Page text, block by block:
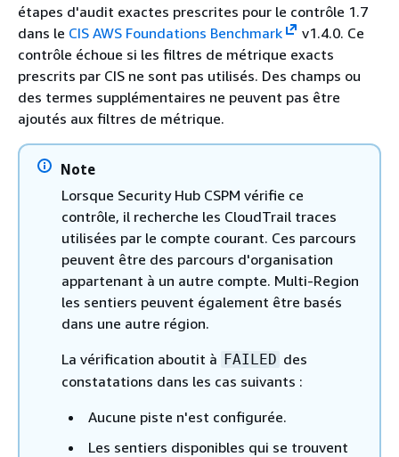
étapes d'audit exactes prescrites pour le contrôle 1.7
dans le CIS AWS Foundations Benchmark
v1.4.0. Ce
contrôle échoue si les filtres de métrique exacts
prescrits par CIS ne sont pas utilisés. Des champs ou
des termes supplémentaires ne peuvent pas être
ajoutés aux filtres de métrique.
Note
Lorsque Security Hub CSPM vérifie ce
contrôle, il recherche les CloudTrail traces
utilisées par le compte courant. Ces parcours
peuvent être des parcours d'organisation
appartenant à un autre compte. Multi-Region
les sentiers peuvent également être basés
dans une autre région.
La vérification aboutit à FAILED des
constatations dans les cas suivants :
Aucune piste n'est configurée.
Les sentiers disponibles qui se trouvent